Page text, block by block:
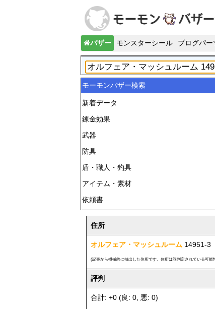
バザー モンスターシール ブログパー
モーモンバザー検索
新着データ
錬金効果
武器
防具
盾・職人・釣具
アイテム・素材
依頼書
住所
オルフェア・マッシュルーム 14951-3
(記事から機械的に抽出した住所です。住所は誤判定されている可
評判
合計: +0 (良: 0, 悪: 0)